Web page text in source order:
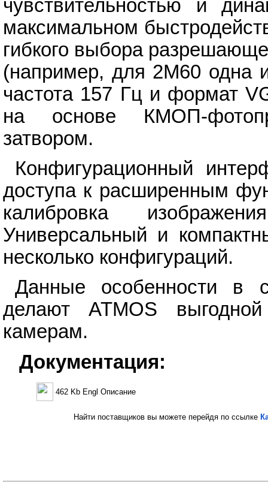
чувствительностью и
максимальном
гибкого выбора
(например, для 2M60 одна
частота 157 Гц и формат
на основе КМОП-
затвором.
Конфигурационный
доступа к расширенным
калибровка
Универсальный и
несколько конфигураций.
Данные особенности в
делают ATMOS выгодной
камерам.
Документация:
462 Kb Engl Описание
Найти поставщиков вы можете перейдя по ссылке